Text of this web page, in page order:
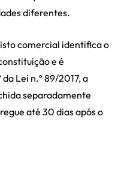
diferentes.
comercial identifica o
e é
Lei n.º 89/2017, a
separadamente
até 30 dias após o